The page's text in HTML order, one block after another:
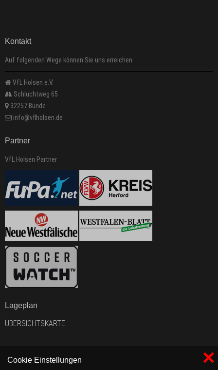
×
Cookie Einstellungen
Kontakt
Auf folgenden Wege können Sie uns erreichen
VfL Holsen e.V.
Schluchtweg 65
32257 Bünde
info@vflholsen.de
Partner
VfL Holsen Partner
Lageplan
ÜBERSICHTSKARTE